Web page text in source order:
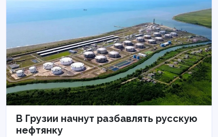
В Грузии начнут разбавлять русскую
нефтянку